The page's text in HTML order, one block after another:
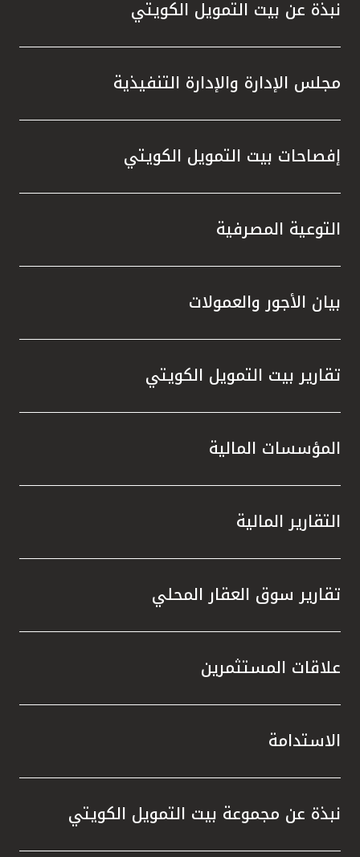
نبذة عن بيت التمويل الكويتي
مجلس الإدارة والإدارة التنفيذية
إفصاحات بيت التمويل الكويتي
التوعية المصرفية
بيان الأجور والعمولات
تقارير بيت التمويل الكويتي
المؤسسات المالية
التقارير المالية
تقارير سوق العقار المحلي
علاقات المستثمرين
الاستدامة
نبذة عن مجموعة بيت التمويل الكويتي